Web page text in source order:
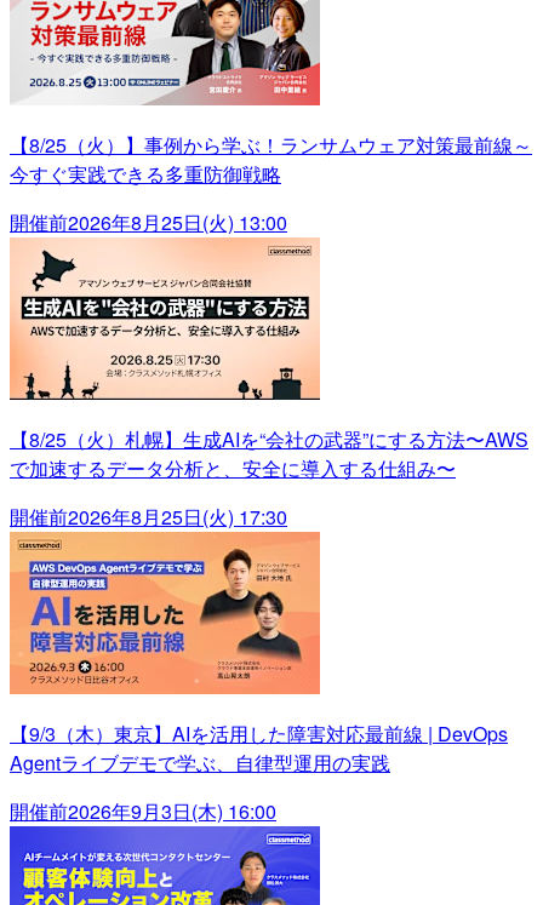
【8/25（火）】事例から学ぶ！ランサムウェア対策最前線～
今すぐ実践できる多重防御戦略
開催前2026年8月25日(火) 13:00
【8/25（火）札幌】生成AIを“会社の武器”にする方法〜AWS
で加速するデータ分析と、安全に導入する仕組み〜
開催前2026年8月25日(火) 17:30
【9/3（木）東京】AIを活用した障害対応最前線 | DevOps
Agentライブデモで学ぶ、自律型運用の実践
開催前2026年9月3日(木) 16:00